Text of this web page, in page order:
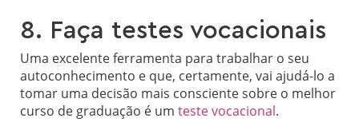
8. Faça testes vocacionais
Uma excelente ferramenta para trabalhar o seu
autoconhecimento e que, certamente, vai ajudá-lo a
tomar uma decisão mais consciente sobre o melhor
curso de graduação é um teste vocacional.